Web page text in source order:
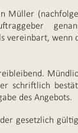
Müller
vereinbart, wenn
schriftlich
des Angebots.
gesetzlich